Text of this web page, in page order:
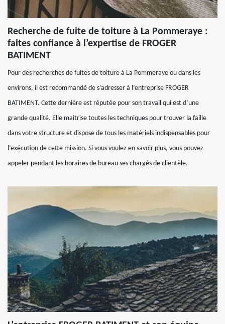
Recherche de fuite de toiture à La Pommeraye :
faites confiance à l’expertise de FROGER
BATIMENT
Pour des recherches de fuites de toiture à La Pommeraye ou dans les
environs, il est recommandé de s’adresser à l’entreprise FROGER
BATIMENT. Cette dernière est réputée pour son travail qui est d’une
grande qualité. Elle maitrise toutes les techniques pour trouver la faille
dans votre structure et dispose de tous les matériels indispensables pour
l’exécution de cette mission. Si vous voulez en savoir plus, vous pouvez
appeler pendant les horaires de bureau ses chargés de clientèle.